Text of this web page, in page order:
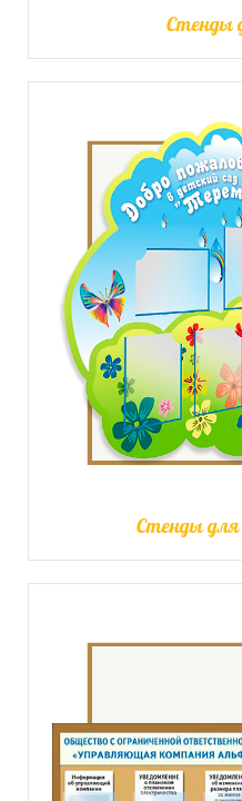
Стенды
Стенды для